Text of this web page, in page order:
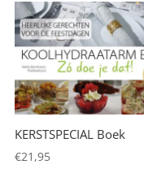
KERSTSPECIAL Boek
€21,95